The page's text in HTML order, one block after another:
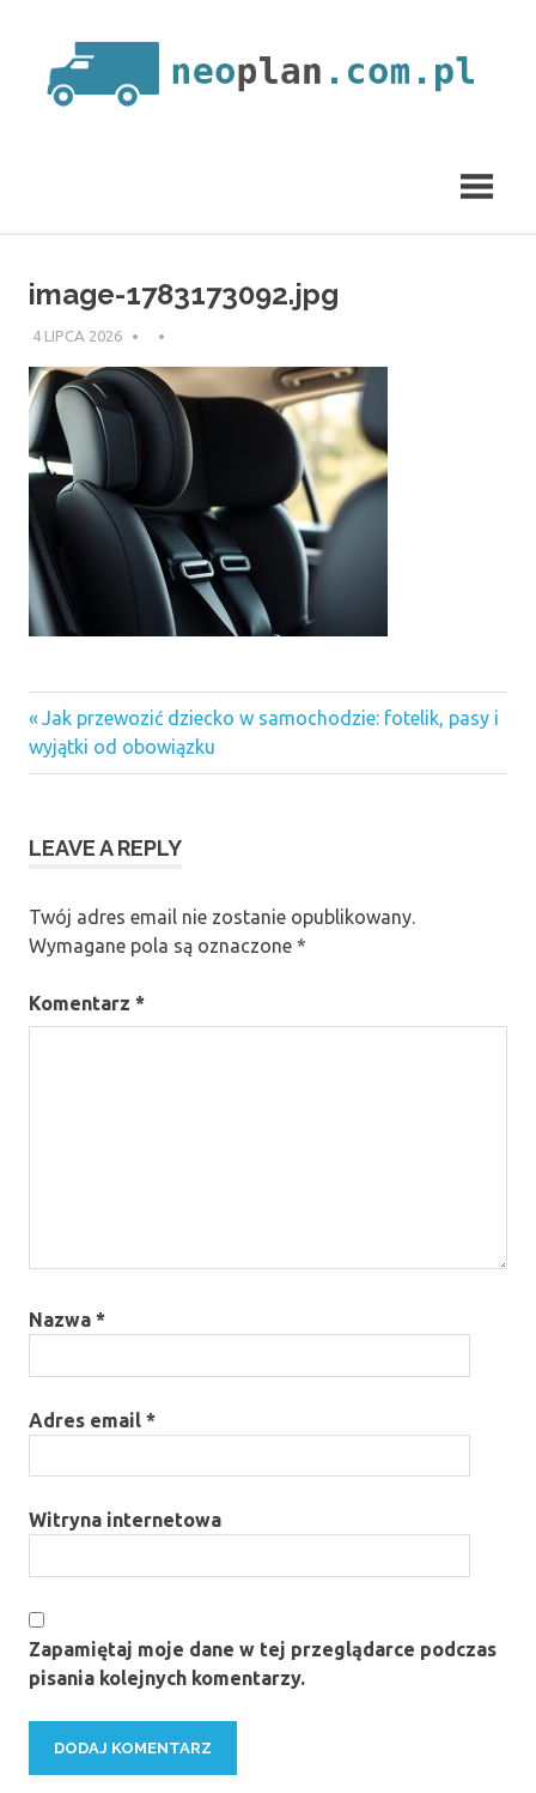
content
image-1783173092.jpg
4 LIPCA 2026
Nawigacja
wpisu
Previous
Post:
Jak przewozić dziecko w samochodzie: fotelik, pasy i
wyjątki od obowiązku
LEAVE A REPLY
Twój adres email nie zostanie opublikowany.
Wymagane pola są oznaczone *
Komentarz *
Nazwa *
Adres email *
Witryna internetowa
Zapamiętaj moje dane w tej przeglądarce podczas
pisania kolejnych komentarzy.